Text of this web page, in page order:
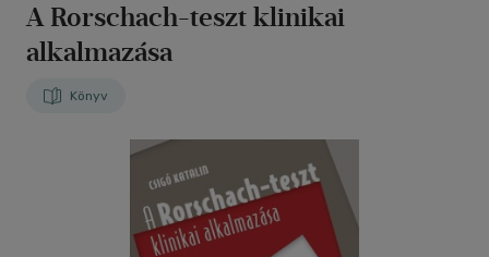
A Rorschach-teszt klinikai
alkalmazása
Könyv